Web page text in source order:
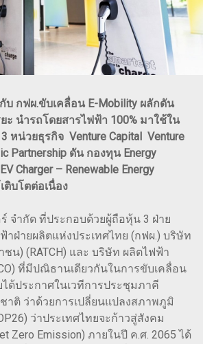
บ กฟผ.ขับเคลื่อน E-Mobility ผลักดัน
ะ นำรถโดยสารไฟฟ้า 100% มาใช้ใน
หน่วยธุรกิจ Venture Capital Venture
Partnership ดัน กองทุน Energy
Charger – Renewable Energy
ติบโตต่อเนื่อง
จำกัด ที่ประกอบด้วยผู้ถือหุ้น 3 ฝ่าย
าฝ่ายผลิตแห่งประเทศไทย (กฟผ.) บริษัท
น) (RATCH) และ บริษัท ผลิตไฟฟ้า
ที่มีปณิธานเดียวกันในการขับเคลื่อน
ด้ประกาศในเวทีการประชุมภาคี
ติ ว่าด้วยการเปลี่ยนแปลงสภาพภูมิ
ว่าประเทศไทยจะก้าวสู่สังคม
Zero Emission) ภายในปี ค.ศ. 2065 ได้